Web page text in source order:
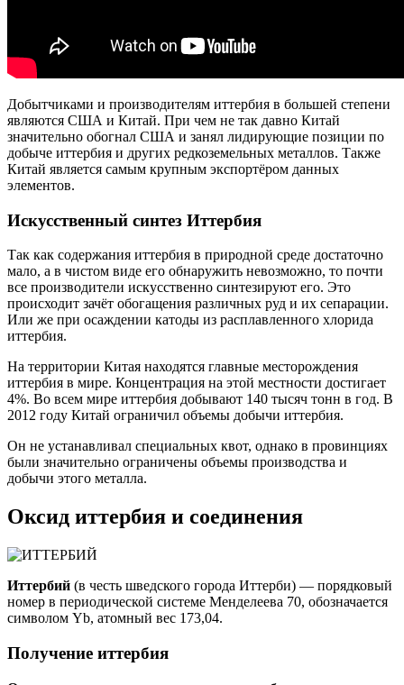
Добытчиками и производителям иттербия в большей степени
являются США и Китай. При чем не так давно Китай
значительно обогнал США и занял лидирующие позиции по
добыче иттербия и других редкоземельных металлов. Также
Китай является самым крупным экспортёром данных
элементов.
Искусственный синтез Иттербия
Так как содержания иттербия в природной среде достаточно
мало, а в чистом виде его обнаружить невозможно, то почти
все производители искусственно синтезируют его. Это
происходит зачёт обогащения различных руд и их сепарации.
Или же при осаждении катоды из расплавленного хлорида
иттербия.
На территории Китая находятся главные месторождения
иттербия в мире. Концентрация на этой местности достигает
4%. Во всем мире иттербия добывают 140 тысяч тонн в год. В
2012 году Китай ограничил объемы добычи иттербия.
Он не устанавливал специальных квот, однако в провинциях
были значительно ограничены объемы производства и
добычи этого металла.
Оксид иттербия и соединения
Иттербий (в честь шведского города Иттерби) — порядковый
номер в периодической системе Менделеева 70, обозначается
символом Yb, атомный вес 173,04.
Получение иттербия